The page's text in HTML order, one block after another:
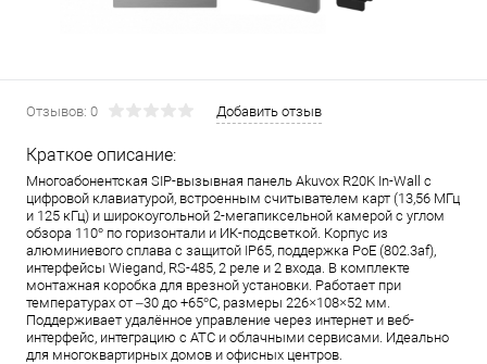
Отзывов: 0 Добавить отзыв
Краткое описание:
Многоабонентская SIP-вызывная панель Akuvox R20K In-Wall с
цифровой клавиатурой, встроенным считывателем карт (13,56 МГц
и 125 кГц) и широкоугольной 2-мегапиксельной камерой с углом
обзора 110° по горизонтали и ИК-подсветкой. Корпус из
алюминиевого сплава с защитой IP65, поддержка PoE (802.3af),
интерфейсы Wiegand, RS-485, 2 реле и 2 входа. В комплекте
монтажная коробка для врезной установки. Работает при
температурах от –30 до +65°C, размеры 226×108×52 мм.
Поддерживает удалённое управление через интернет и веб-
интерфейс, интеграцию с АТС и облачными сервисами. Идеально
для многоквартирных домов и офисных центров.